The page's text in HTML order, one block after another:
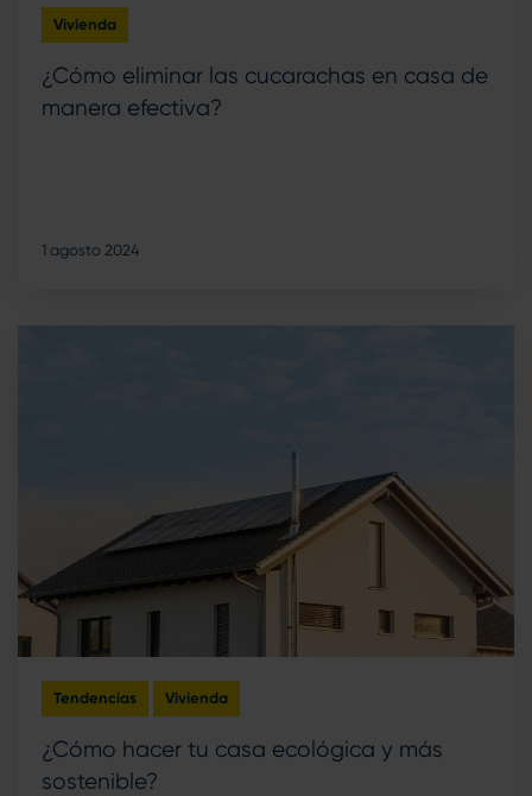
Vivienda
¿Cómo eliminar las cucarachas en casa de
manera efectiva?
1 agosto 2024
Tendencias Vivienda
¿Cómo hacer tu casa ecológica y más
sostenible?